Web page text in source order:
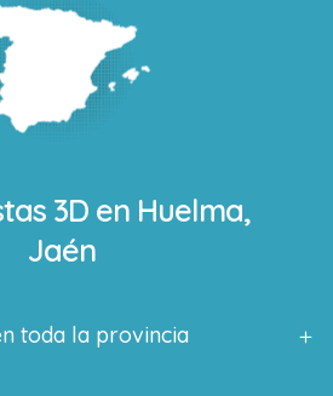
3D en Huelma,
Jaén
toda la provincia